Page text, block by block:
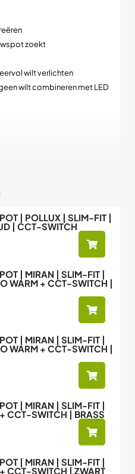
zoekt
wilt verlichten
wilt combineren met LED
| POLLUX | SLIM-FIT |
| CCT-SWITCH
| MIRAN | SLIM-FIT |
WARM + CCT-SWITCH |
| MIRAN | SLIM-FIT |
WARM + CCT-SWITCH |
| MIRAN | SLIM-FIT |
CCT-SWITCH | BRASS
| MIRAN | SLIM-FIT |
CCT-SWITCH | ZWART